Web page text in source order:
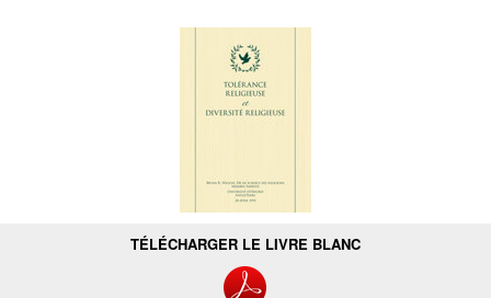
TÉLÉCHARGER LE LIVRE BLANC